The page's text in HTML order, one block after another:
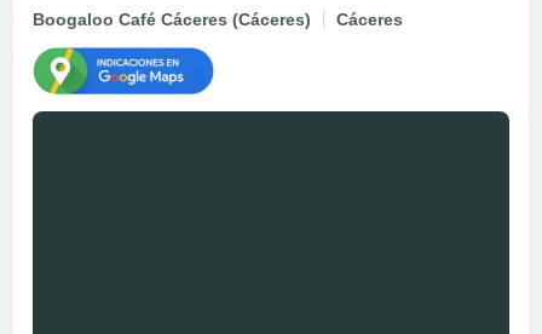
Boogaloo Café Cáceres (Cáceres) Cáceres